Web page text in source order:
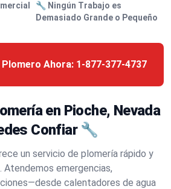
🔧 Ningún Trabajo es
Demasiado Grande o Pequeño
Plomero Ahora: 1-877-377-4737
en Pioche, Nevada
Confiar 🔧
un servicio de plomería rápido y
Atendemos emergencias,
calentadores de agua